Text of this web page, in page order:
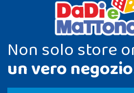
Non solo store
un vero